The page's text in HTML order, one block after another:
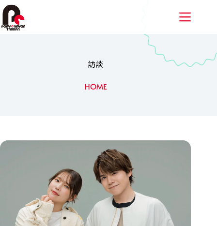
跳
至
主
訪談
HOME